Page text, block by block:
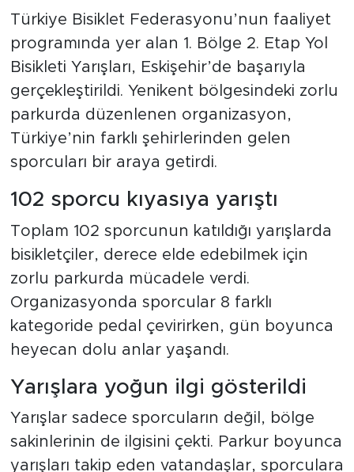
Türkiye Bisiklet Federasyonu’nun faaliyet
programında yer alan 1. Bölge 2. Etap Yol
Bisikleti Yarışları, Eskişehir’de başarıyla
gerçekleştirildi. Yenikent bölgesindeki zorlu
parkurda düzenlenen organizasyon,
Türkiye’nin farklı şehirlerinden gelen
sporcuları bir araya getirdi.
102 sporcu kıyasıya yarıştı
Toplam 102 sporcunun katıldığı yarışlarda
bisikletçiler, derece elde edebilmek için
zorlu parkurda mücadele verdi.
Organizasyonda sporcular 8 farklı
kategoride pedal çevirirken, gün boyunca
heyecan dolu anlar yaşandı.
Yarışlara yoğun ilgi gösterildi
Yarışlar sadece sporcuların değil, bölge
sakinlerinin de ilgisini çekti. Parkur boyunca
yarışları takip eden vatandaşlar, sporculara